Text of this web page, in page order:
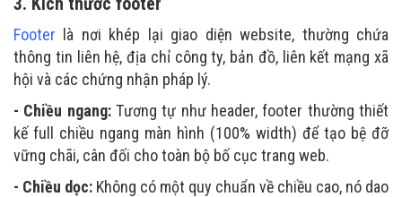
Footer là nơi khép lại giao diện website, thường chứa
thông tin liên hệ, địa chỉ công ty, bản đồ, liên kết mạng xã
hội và các chứng nhận pháp lý.
- Chiều ngang:Tương tự như header, footer thường thiết
kế full chiều ngang màn hình (100% width) để tạo bệ đỡ
vững chãi, cân đối cho toàn bộ bố cục trang web.
- Chiều dọc: Không có một quy chuẩn về chiều cao, nó dao